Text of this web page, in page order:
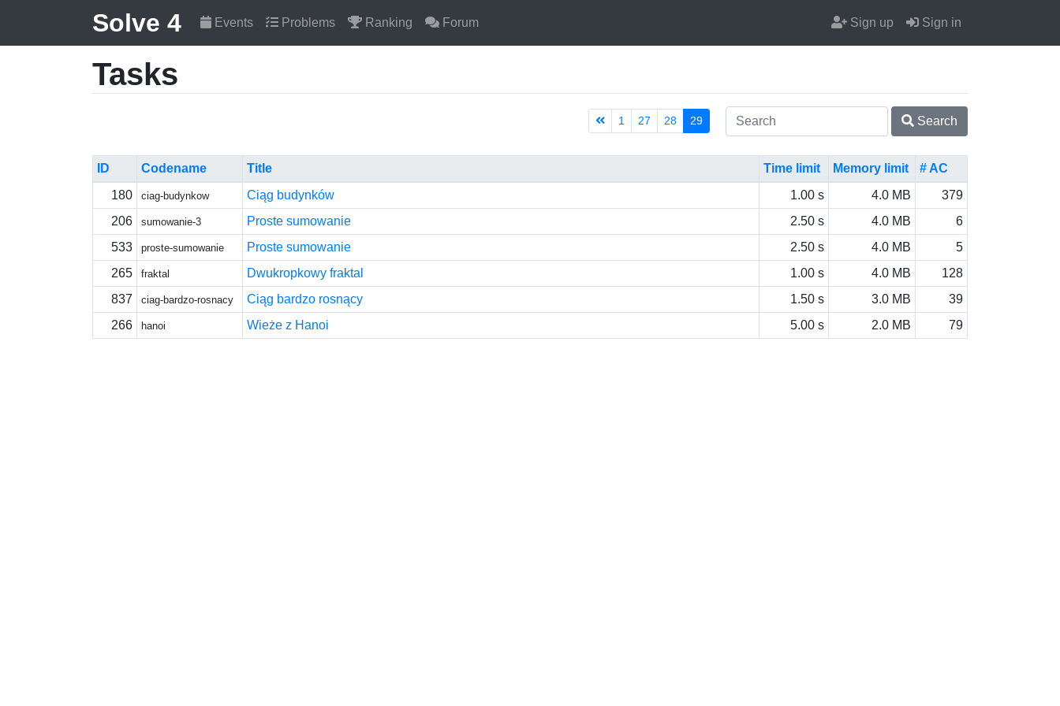
Solve 4 Events Problems Ranking Forum Sign up Sign in
Tasks
1 27 28 29 Search
ID Codename Title Time limit Memory limit
# AC
180
ciag-budynkow Ciąg budynków 1.00 s 4.0 MB
379
206
sumowanie-3 Proste sumowanie 2.50 s 4.0 MB
6
533
proste-sumowanie Proste sumowanie 2.50 s 4.0 MB
5
265
fraktal Dwukropkowy fraktal 1.00 s 4.0 MB
128
837
ciag-bardzo-rosnacy Ciąg bardzo rosnący 1.50 s 3.0 MB
39
266
hanoi Wieże z Hanoi 5.00 s 2.0 MB 79